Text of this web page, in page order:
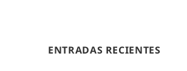
ENTRADAS RECIENTES